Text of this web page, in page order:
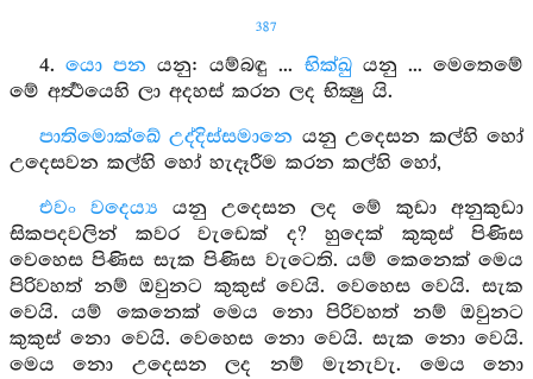
387
4. යො පන යනු: යම්බඳු ... භික්ඛුයනු ... මෙතෙමේ
මේ අර්‍ත්‍ථයෙහි ලා අදහස් කරන ලද භික්‍ෂු යි.
පාතිමොක්ඛේ උද්දිස්සමානෙ යනු උදෙසන කල්හි හෝ
උදෙසවන කල්හි හෝ හැදෑරීම කරන කල්හි හෝ,
එවං වදෙය්‍ය යනු උදෙසන ලද මේ කුඩා අනුකුඩා
සිකපදවලින් කවර වැඩෙක් ද? හුදෙක් කුකුස් පිණිස
වෙහෙස පිණිස සැක පිණිස වැටෙති. යම් කෙනෙක් මෙය
පිරිවහත් නම් ඔවුනට කුකුස් වෙයි. වෙහෙස වෙයි. සැක
වෙයි. යම් කෙනෙක් මෙය නො පිරිවහත් නම් ඔවුනට
කුකුස් නො වෙයි. වෙහෙස නො වෙයි. සැක නො වෙයි.
මෙය නො උදෙසන ලද නම් මැනැවැ. මෙය නො